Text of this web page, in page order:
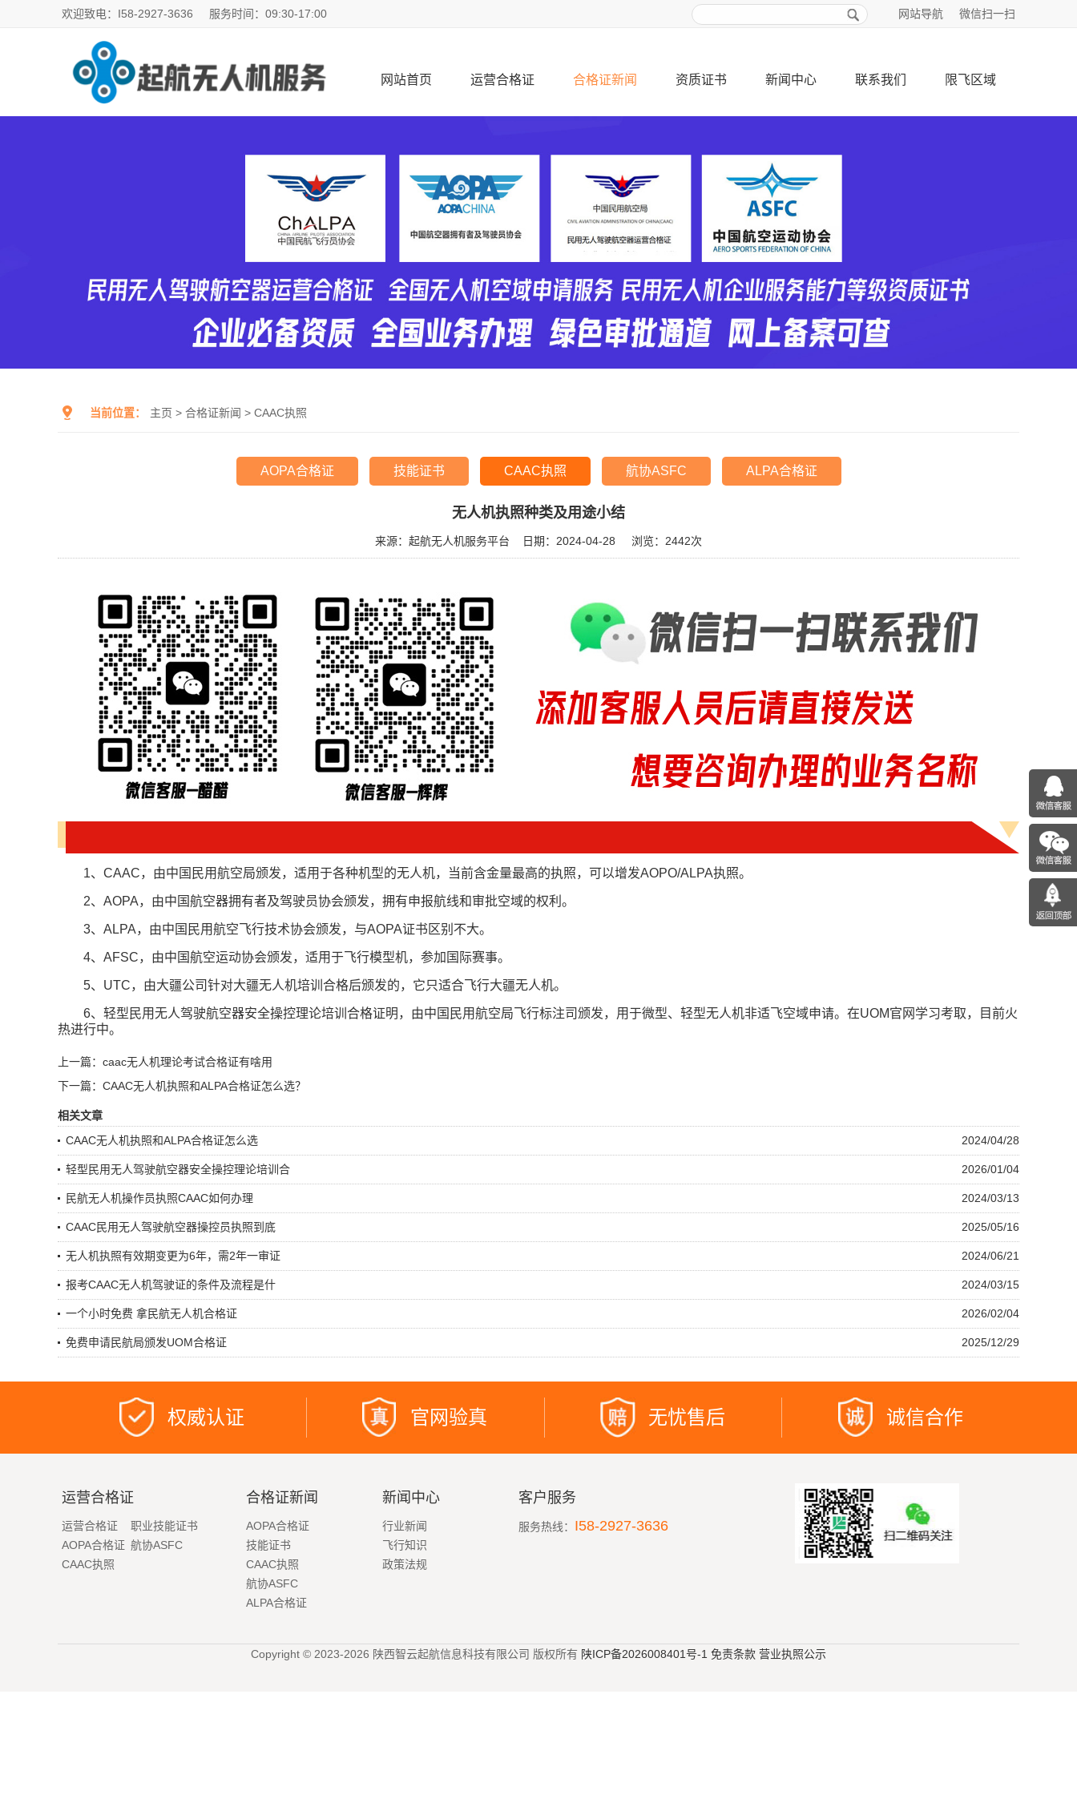
欢迎致电：I58-2927-3636 服务时间：09:30-17:00 微信扫一扫
网站导航
网站首页 运营合格证 合格证新闻 资质证书 新闻中心 联系我们 限飞区域
当前位置： 主页 > 合格证新闻 > CAAC执照
AOPA合格证 技能证书 CAAC执照 航协ASFC ALPA合格证
无人机执照种类及用途小结
来源：起航无人机服务平台 日期：2024-04-28 浏览： 2442次
1、CAAC，由中国民用航空局颁发，适用于各种机型的无人机，当前含金量最高的执照，可以增发AOPO/ALPA执照。
2、AOPA，由中国航空器拥有者及驾驶员协会颁发，拥有申报航线和审批空域的权利。
3、ALPA，由中国民用航空飞行技术协会颁发，与AOPA证书区别不大。
4、AFSC，由中国航空运动协会颁发，适用于飞行模型机，参加国际赛事。
5、UTC，由大疆公司针对大疆无人机培训合格后颁发的，它只适合飞行大疆无人机。
6、轻型民用无人驾驶航空器安全操控理论培训合格证明，由中国民用航空局飞行标注司颁发，用于微型、轻型无人机非适飞空域申请。在UOM官网学习考取，目前火
热进行中。
上一篇：caac无人机理论考试合格证有啥用
下一篇：CAAC无人机执照和ALPA合格证怎么选？
相关文章
2024/04/28
CAAC无人机执照和ALPA合格证怎么选
2026/01/04
轻型民用无人驾驶航空器安全操控理论培训合
2024/03/13
民航无人机操作员执照CAAC如何办理
2025/05/16
CAAC民用无人驾驶航空器操控员执照到底
2024/06/21
无人机执照有效期变更为6年，需2年一审证
2024/03/15
报考CAAC无人机驾驶证的条件及流程是什
2026/02/04
一个小时免费 拿民航无人机合格证
2025/12/29
免费申请民航局颁发UOM合格证
权威认证 官网验真 无忧售后 诚信合作
运营合格证
运营合格证
职业技能证书
AOPA合格证 航协ASFC
CAAC执照
合格证新闻
AOPA合格证
技能证书
CAAC执照
航协ASFC
ALPA合格证
新闻中心
行业新闻
飞行知识
政策法规
客户服务
服务热线： I58-2927-3636
Copyright © 2023-2026 陕西智云起航信息科技有限公司 版权所有 陕ICP备2026008401号-1 免责条款 营业执照公示